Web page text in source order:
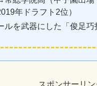
年ドラフト2位）
ルを武器にした「俊足
スポンサーリン